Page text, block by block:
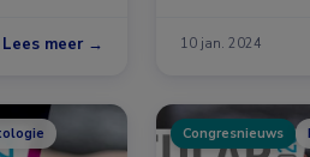
Lees meer → 10 jan. 2024
Congresnieuws